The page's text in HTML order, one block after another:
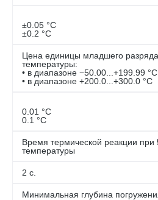
±0.05 °С
±0.2 °С
Цена единицы младшего
температуры:
• в диапазоне −50.00...+199.99 °С
• в диапазоне +200.0...+300.0 °С
0.01 °С
0.1 °С
Время термической реакции при
температуры
2 c.
Минимальная глубина